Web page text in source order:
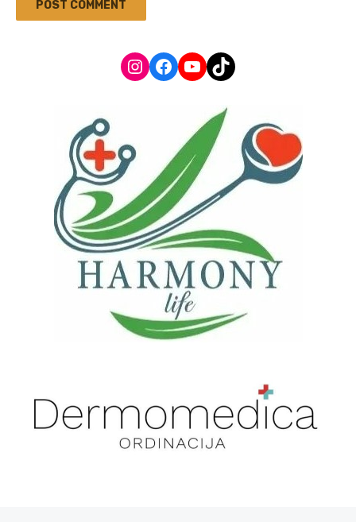
Instagram
Facebook
YouTube
TikTok